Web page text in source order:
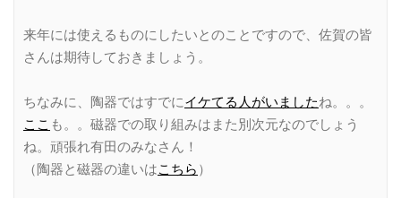
来年には使えるものにしたいとのことですので、佐賀の皆
さんは期待しておきましょう。
ちなみに、陶器ではすでにイケてる人がいましたね。。。
ここ も。。磁器での取り組みはまた別次元なのでしょう
ね。頑張れ有田のみなさん！
（陶器と磁器の違いはこちら ）